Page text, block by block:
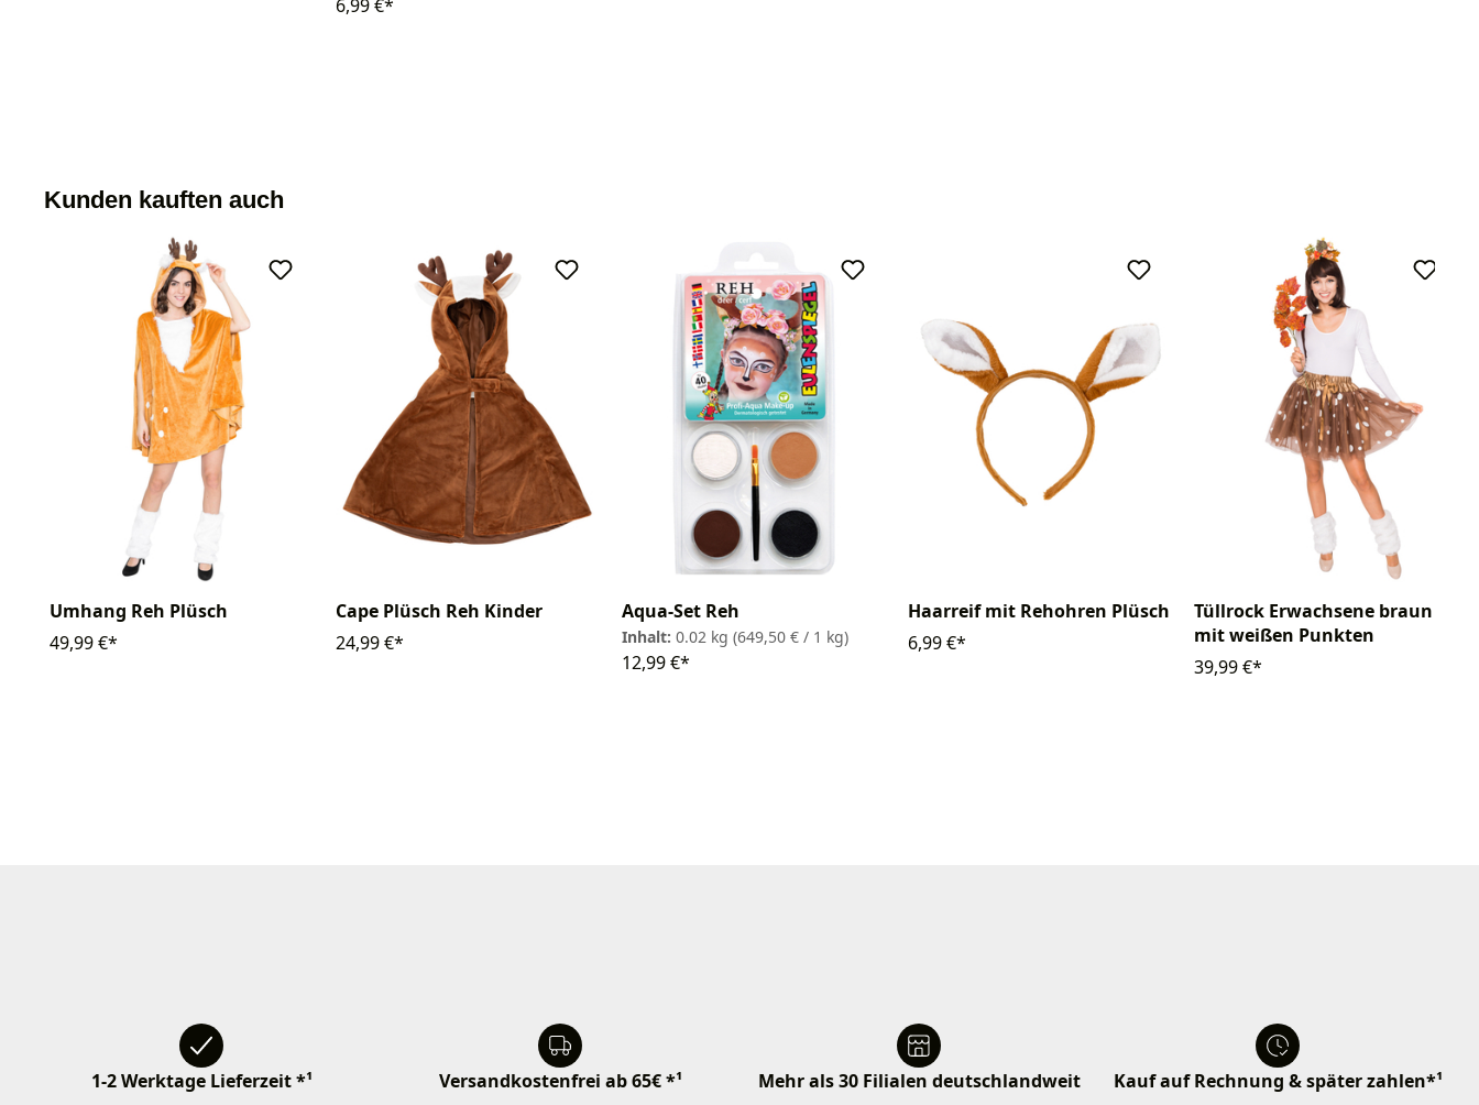
6,99 €*
Kunden kauften auch
Umhang Reh Plüsch
49,99 €*
Cape Plüsch Reh Kinder
24,99 €*
Aqua-Set Reh
Inhalt: 0.02 kg (649,50 € / 1 kg)
12,99 €*
Haarreif mit Rehohren Plüsch
6,99 €*
Tüllrock Erwachsene braun
mit weißen Punkten
39,99 €*
1-2 Werktage Lieferzeit *¹ Versandkostenfrei ab 65€ *¹ Mehr als 30 Filialen deutschlandweit Kauf auf Rechnung & später zahlen*¹